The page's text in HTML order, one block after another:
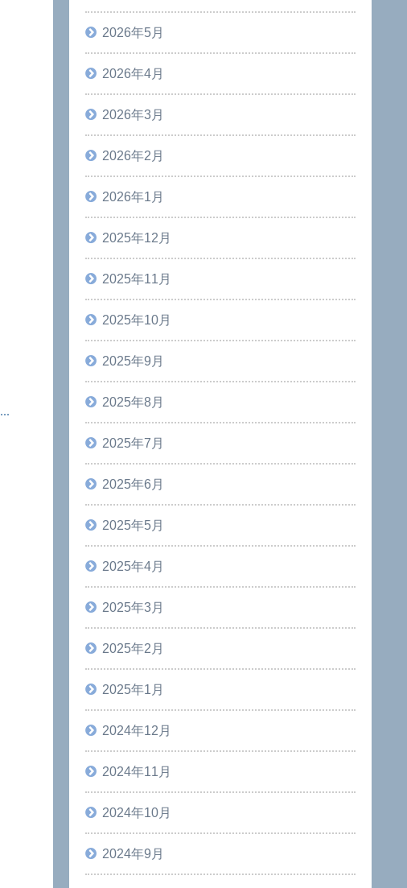
2026年5月
2026年4月
2026年3月
2026年2月
2026年1月
2025年12月
2025年11月
2025年10月
2025年9月
2025年8月
2025年7月
2025年6月
2025年5月
2025年4月
2025年3月
2025年2月
2025年1月
2024年12月
2024年11月
2024年10月
2024年9月